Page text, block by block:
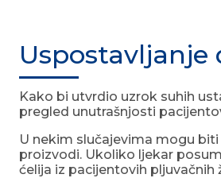
Uspostavljanje
Kako bi utvrdio uzrok suhih
pregled unutrašnjosti
U nekim slučajevima mogu
proizvodi. Ukoliko ljekar
ćelija iz pacijentovih